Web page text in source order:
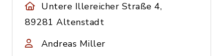
Untere Illereicher Straße 4,
89281 Altenstadt
Andreas Miller